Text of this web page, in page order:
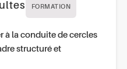
FORMATION
à la conduite de cercles
structuré et